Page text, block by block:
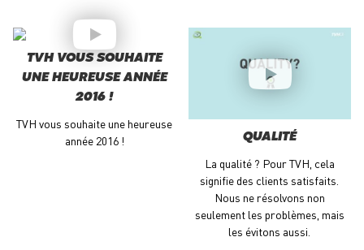
TVH VOUS SOUHAITE
UNE HEUREUSE ANNÉE
2016 !
TVH vous souhaite une heureuse
année 2016 !
QUALITÉ
La qualité ? Pour TVH, cela
signifie des clients satisfaits.
Nous ne résolvons non
seulement les problèmes, mais
les évitons aussi.